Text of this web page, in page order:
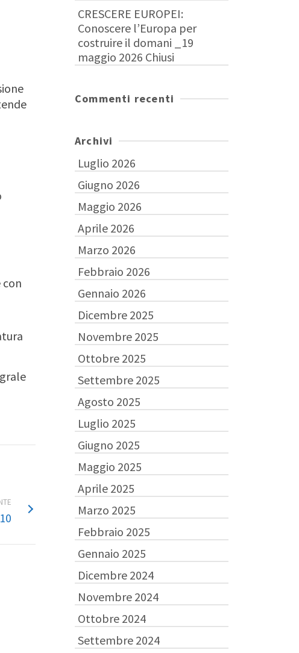
CRESCERE EUROPEI:
Conoscere l’Europa per
costruire il domani _19
maggio 2026 Chiusi
Commenti recenti
Archivi
Luglio 2026
Giugno 2026
Maggio 2026
Aprile 2026
Marzo 2026
Febbraio 2026
Gennaio 2026
Dicembre 2025
Novembre 2025
Ottobre 2025
Settembre 2025
Agosto 2025
Luglio 2025
Giugno 2025
Maggio 2025
Aprile 2025
Marzo 2025
Febbraio 2025
Gennaio 2025
Dicembre 2024
Novembre 2024
Ottobre 2024
Settembre 2024